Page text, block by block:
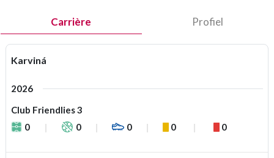
Carrière Profiel
Karviná
2026
Club Friendlies 3
0
0 0 0 0